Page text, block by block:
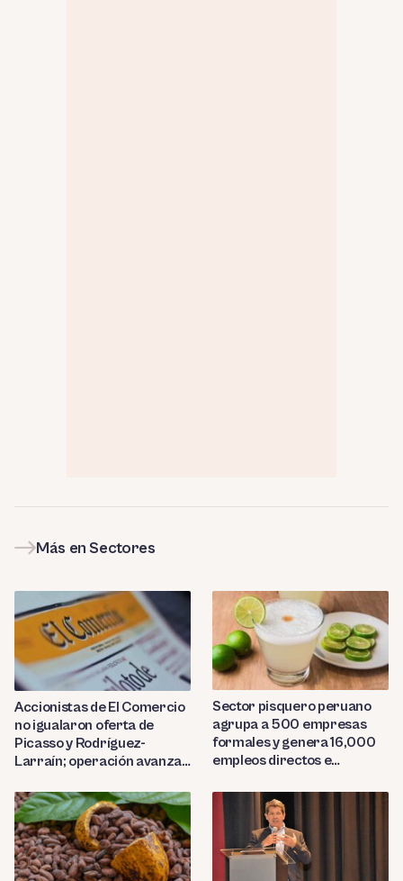
Más en Sectores
Accionistas de El Comercio
no igualaron oferta de
Picasso y Rodríguez-
Larraín; operación avanza
Sector pisquero peruano
agrupa a 500 empresas
formales y genera 16,000
empleos directos e